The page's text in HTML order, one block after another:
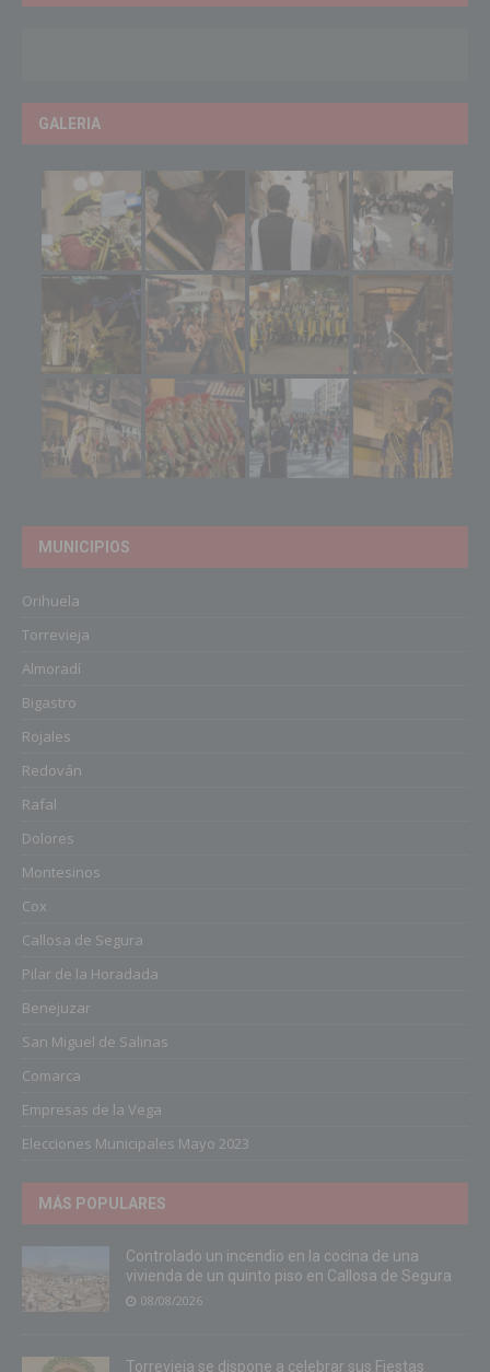
GALERIA
MUNICIPIOS
Orihuela
Torrevieja
Almoradí
Bigastro
Rojales
Redován
Rafal
Dolores
Montesinos
Cox
Callosa de Segura
Pilar de la Horadada
Benejuzar
San Miguel de Salinas
Comarca
Empresas de la Vega
Elecciones Municipales Mayo 2023
MÁS POPULARES
Controlado un incendio en la cocina de una
vivienda de un quinto piso en Callosa de Segura
08/08/2026
Torrevieja se dispone a celebrar sus Fiestas